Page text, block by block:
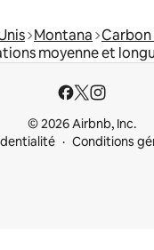
Montana
moyenne et
© 2026 Airbnb, Inc.
Conditions